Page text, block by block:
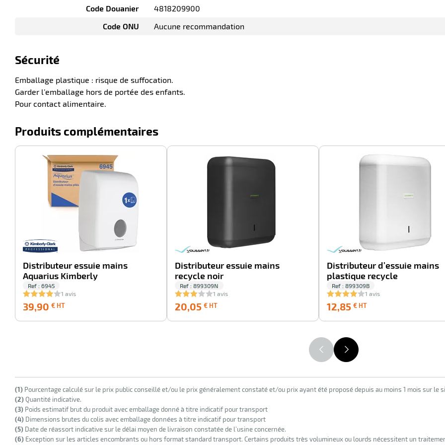
Code Douanier
4818209900
Code ONU
Aucune recommandation
Sécurité
Emballage plastique : risque de suffocation.
Garder l’emballage hors de portée des enfants.
Pour contact alimentaire.
Produits complémentaires
Distributeur essuie mains
Aquarius Kimberly
Ref : 6945
1 avis
39,90 € HT
HT
Distributeur essuie mains
recycle noir
Ref : 899309N
1 avis
20,05 € HT
HT
Distributeur d’essuie mains
plastique recycle
Ref : 899309B
1 avis
12,85 € HT
HT
(1) Pourcentage calculé sur le prix public conseillé et/ou le prix généralement constaté et/ou prix ayant été proposé depuis au moins 1 mois sur le
(2)Quantité indicative.
(3) Poids estimatif brut du produit avec emballage donné à titre indicatif pour transport
(4) Dimensions brutes du colis avec emballage données à titre indicatif pour transport
(5) Date de réassort indicative sur le délai moyen de livraison constatée de l’usine concernée.
(6) Exception sur les articles encombrants ou hors format standard transport. Certains produits très volumineux ou lourds nécessitent un